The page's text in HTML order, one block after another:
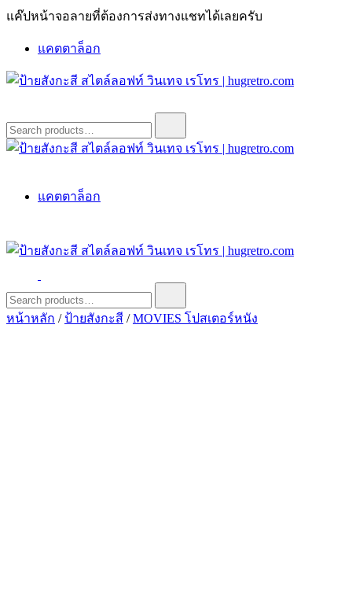
Skip
แค๊ปหน้าจอลายที่ต้องการส่งทางแชทได้เลยครับ
แคตตาล็อก
ป้ายสังกะสี สไตล์ลอฟท์ วินเทจ เรโทร | hugretro.com
ป้ายวินเทจ แต่งบ้าน ร้านกาแฟ ผับ โรงแรม ป้ายโค้ก เป็ปซี่เวสป้า
ฮาร์เล่ย์โฆษณาเก่าโบราณ มีราคาแบบสวยๆเพียบหรือสั่งทำโทร
O8664277II
for:
ฮาร์เล่ย์โฆษณาเก่าโบราณ มีราคาแบบสวยๆเพียบหรือสั่งทำโทร
แคตตาล็อก
ป้ายสังกะสี สไตล์ลอฟท์ วินเทจ เรโทร | hugretro.com
ป้ายวินเทจ แต่งบ้าน ร้านกาแฟ ผับ โรงแรม ป้ายโค้ก เป็ปซี่เวสป้า
ฮาร์เล่ย์โฆษณาเก่าโบราณ มีราคาแบบสวยๆเพียบหรือสั่งทำโทร
O8664277II
for:
หน้าหลัก /ป้ายสังกะสี /MOVIES โปสเตอร์หนัง